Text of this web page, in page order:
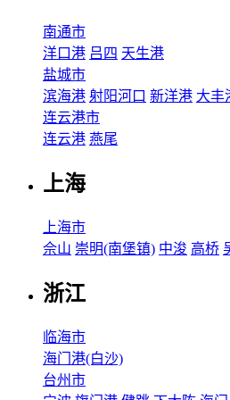
南通市
洋口港 吕四 天生港
盐城市
滨海港 射阳河口 新洋港 大丰
连云港市
连云港 燕尾
上海
上海市
佘山 崇明(南堡镇) 中浚 高桥
浙江
临海市
海门港(白沙)
台州市